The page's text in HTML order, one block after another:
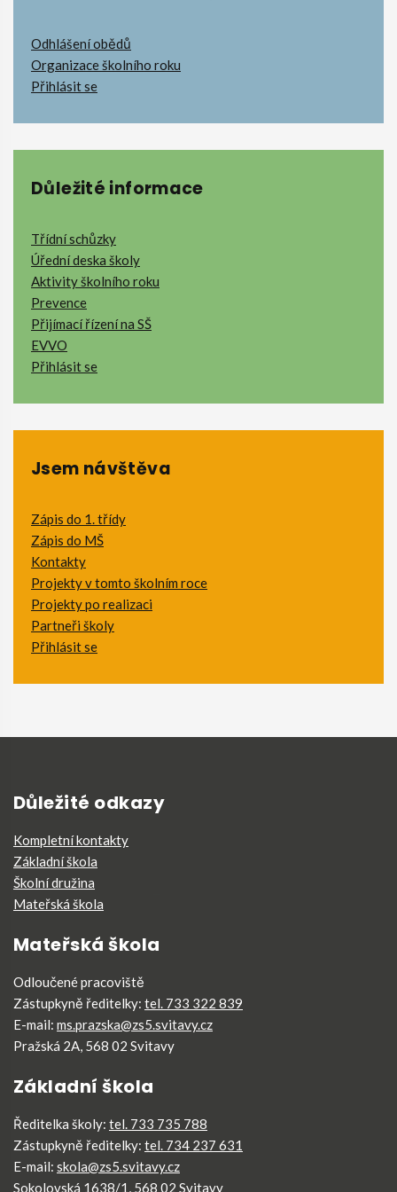
Odhlášení obědů
Organizace školního roku
Přihlásit se
Důležité informace
Třídní schůzky
Úřední deska školy
Aktivity školního roku
Prevence
Přijímací řízení na SŠ
EVVO
Přihlásit se
Jsem návštěva
Zápis do 1. třídy
Zápis do MŠ
Kontakty
Projekty v tomto školním roce
Projekty po realizaci
Partneři školy
Přihlásit se
Důležité odkazy
Kompletní kontakty
Základní škola
Školní družina
Mateřská škola
Mateřská škola
Odloučené pracoviště
Zástupkyně ředitelky: tel. 733 322 839
E-mail: ms.prazska@zs5.svitavy.cz
Pražská 2A, 568 02 Svitavy
Základní škola
Ředitelka školy: tel. 733 735 788
Zástupkyně ředitelky: tel. 734 237 631
E-mail: skola@zs5.svitavy.cz
Sokolovská 1638/1, 568 02 Svitavy